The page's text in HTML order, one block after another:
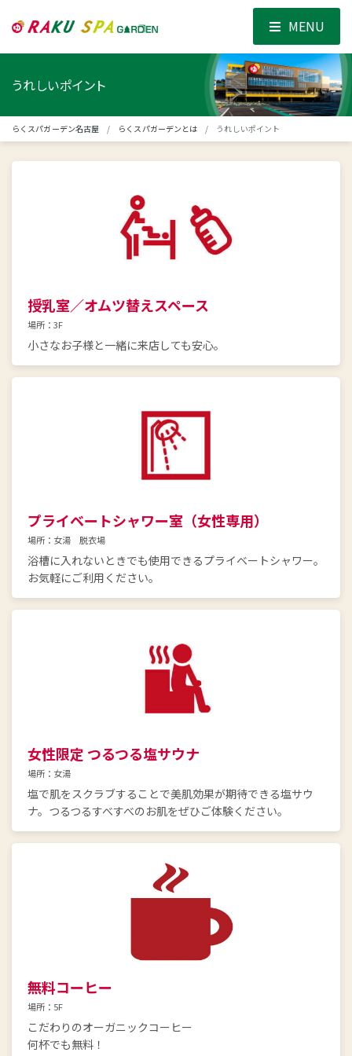
うれしいポイント
らくスパガーデン名古屋 らくスパガーデンとは うれしいポイント
授乳室／オムツ替えスペース
場所：3F
小さなお子様と一緒に来店しても安心。
プライベートシャワー室（女性専用）
場所：女湯 脱衣場
浴槽に入れないときでも使用できるプライベートシャワー。
お気軽にご利用ください。
女性限定 つるつる塩サウナ
場所：女湯
塩で肌をスクラブすることで美肌効果が期待できる塩サウ
ナ。つるつるすべすべのお肌をぜひご体験ください。
無料コーヒー
場所：5F
こだわりのオーガニックコーヒー
何杯でも無料！
MENU